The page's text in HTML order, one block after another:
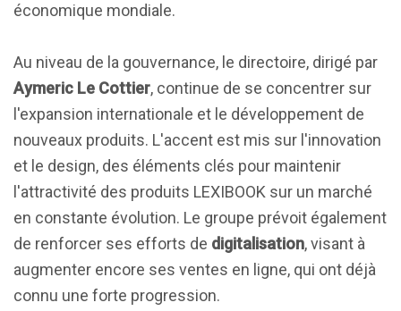
économique mondiale.
Au niveau de la gouvernance, le directoire, dirigé par
Aymeric Le Cottier, continue de se concentrer sur
l'expansion internationale et le développement de
nouveaux produits. L'accent est mis sur l'innovation
et le design, des éléments clés pour maintenir
l'attractivité des produits LEXIBOOK sur un marché
en constante évolution. Le groupe prévoit également
de renforcer ses efforts de digitalisation, visant à
augmenter encore ses ventes en ligne, qui ont déjà
connu une forte progression.